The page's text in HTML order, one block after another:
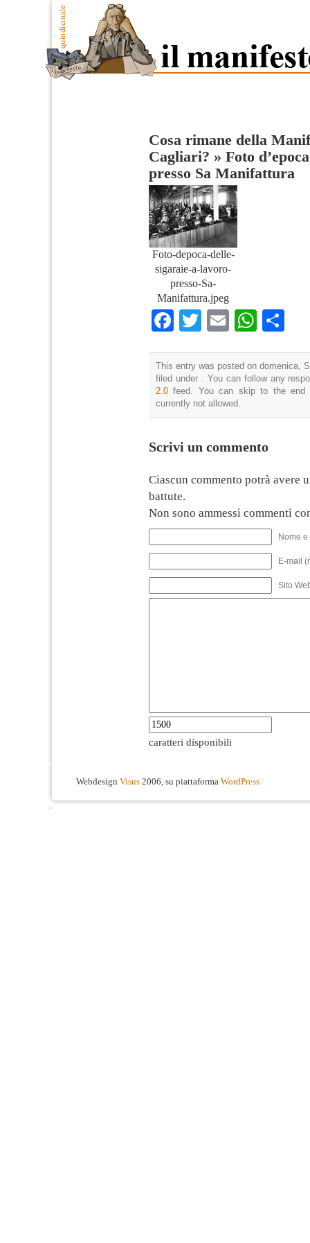
Cosa rimane della
Cagliari? » Foto
presso Sa Manifattura
Foto-depoca-delle-
sigaraie-a-lavoro-
presso-Sa-
Manifattura.jpeg
Facebook
TwitterEmail
This entry was posted on domenica,
filed under . You can follow any
2.0 feed. You can skip to the end
currently not allowed.
Scrivi un commento
Ciascun commento potrà avere
battute.
Non sono ammessi commenti
Nome
E-mail
Sito
caratteri disponibili
Webdesign Visus 2006, su piattaforma WordPress